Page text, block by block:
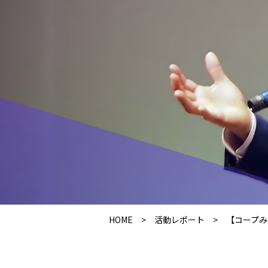
HOME > 活動レポート > 【コープ